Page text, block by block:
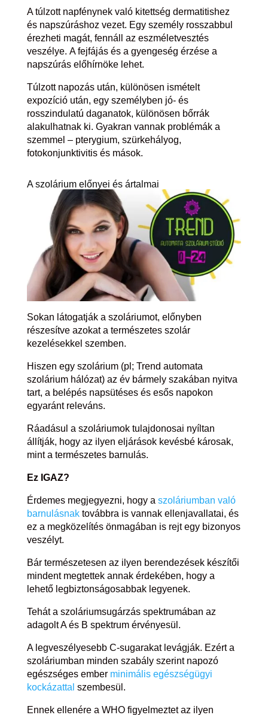
A túlzott napfénynek való kitettség dermatitishez
és napszúráshoz vezet. Egy személy rosszabbul
érezheti magát, fennáll az eszméletvesztés
veszélye. A fejfájás és a gyengeség érzése a
napszúrás előhírnöke lehet.
Túlzott napozás után, különösen ismételt
expozíció után, egy személyben jó- és
rosszindulatú daganatok, különösen bőrrák
alakulhatnak ki. Gyakran vannak problémák a
szemmel – pterygium, szürkehályog,
fotokonjunktivitis és mások.
A szolárium előnyei és ártalmai
Sokan látogatják a szoláriumot, előnyben
részesítve azokat a természetes szolár
kezelésekkel szemben.
Hiszen egy szolárium (pl; Trend automata
szolárium hálózat) az év bármely szakában nyitva
tart, a belépés napsütéses és esős napokon
egyaránt releváns.
Ráadásul a szoláriumok tulajdonosai nyíltan
állítják, hogy az ilyen eljárások kevésbé károsak,
mint a természetes barnulás.
Ez IGAZ?
Érdemes megjegyezni, hogy a szoláriumban való
barnulásnaktovábbra is vannak ellenjavallatai, és
ez a megközelítés önmagában is rejt egy bizonyos
veszélyt.
Bár természetesen az ilyen berendezések készítői
mindent megtettek annak érdekében, hogy a
lehető legbiztonságosabbak legyenek.
Tehát a szoláriumsugárzás spektrumában az
adagolt A és B spektrum érvényesül.
A legveszélyesebb C-sugarakat levágják. Ezért a
szoláriumban minden szabály szerint napozó
egészséges ember minimális egészségügyi
kockázattal szembesül.
Ennek ellenére a WHO figyelmeztet az ilyen